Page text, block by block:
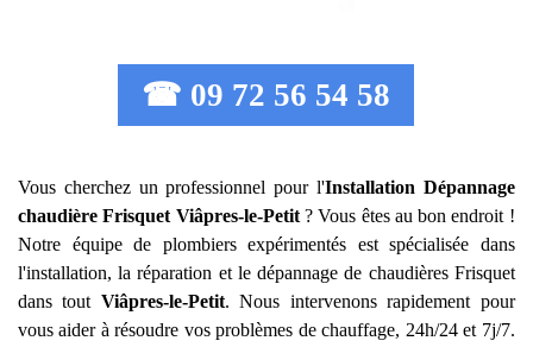
☎ 09 72 56 54 58
Vous cherchez un professionnel pour l'Installation Dépannage
chaudière Frisquet Viâpres-le-Petit? Vous êtes au bon endroit !
Notre équipe de plombiers expérimentés est spécialisée dans
l'installation, la réparation et le dépannage de chaudières Frisquet
dans tout Viâpres-le-Petit. Nous intervenons rapidement pour
vous aider à résoudre vos problèmes de chauffage, 24h/24 et 7j/7.